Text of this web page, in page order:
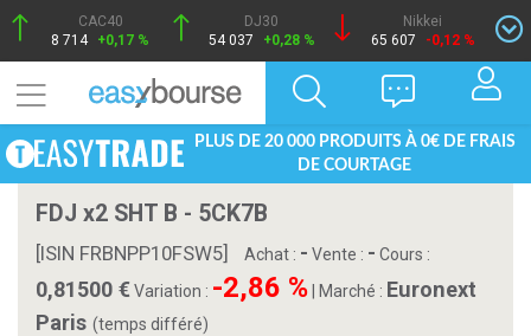
CAC40
8 714 +0,17 %
DJ30
54 037
+0,28 %
Nikkei
65 607
-0,12 %
PLUS DE 20 000 PRODUITS À 0€ DE FRAIS
DE COURTAGE
FDJ x2 SHT B - 5CK7B
[ISIN FRBNPP10FSW5] Achat : - Vente : - Cours :
0,81500Variation : -2,86 % Marché : Euronext
Paris (temps différé)